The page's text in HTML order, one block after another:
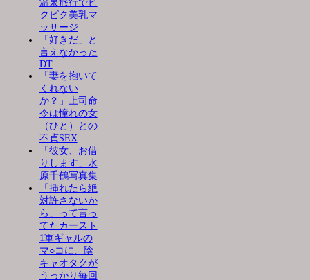
温泉旅行でビ
クビク美乳マ
ッサージ
「好きだ」と
言えなかった
DT
「妻を抱いて
くれない
か？」上司命
令は憧れの女
（ひと）との
不貞SEX
「彼女、お借
りします」水
原千鶴写真集
「挿れたら絶
対許さないか
ら」って言っ
てたカースト
1軍ギャルの
マ○コに、陰
キャオタクが
うっかり毎回